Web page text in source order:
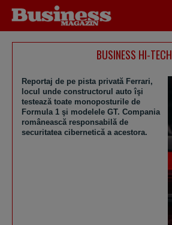
BUSINESS HI-TECH
Reportaj de pe pista privată Ferrari,
locul unde constructorul auto îşi
testează toate monoposturile de
Formula 1 şi modelele GT. Compania
românească responsabilă de
securitatea cibernetică a acestora.